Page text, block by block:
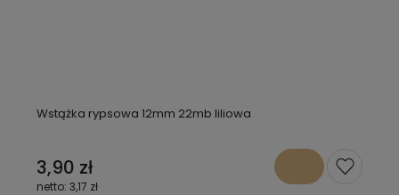
Wstążka rypsowa 12mm 22mb liliowa
3,90 zł
3,17 zł